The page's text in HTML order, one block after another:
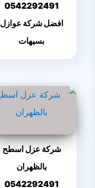
0542292491
افضل شركة عوازل
بسيهات
شركة عزل اسطح
بالظهران
0542292491